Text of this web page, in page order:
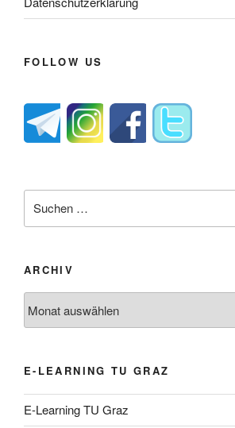
FOLLOW US
nach:
ARCHIV
E-LEARNING TU GRAZ
E-Learning TU Graz